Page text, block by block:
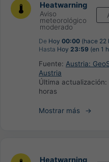
Heatwarning
Aviso
meteorológico
moderado
De Hoy 00:00 (hace 22
Hasta Hoy 23:59 (en 1
Fuente: Austria:
Austria
Última actualización:
horas
Mostrar más
Heatwarning